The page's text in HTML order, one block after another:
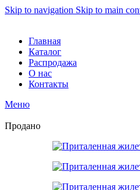
Skip to navigation Skip to main
Главная
Каталог
Распродажа
О нас
Контакты
Меню
Продано